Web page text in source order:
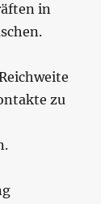
in
zu